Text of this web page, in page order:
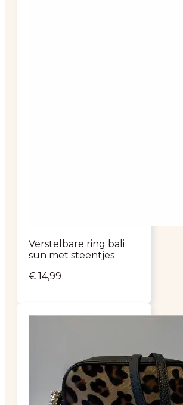
Verstelbare ring bali
sun met steentjes
€ 14,99